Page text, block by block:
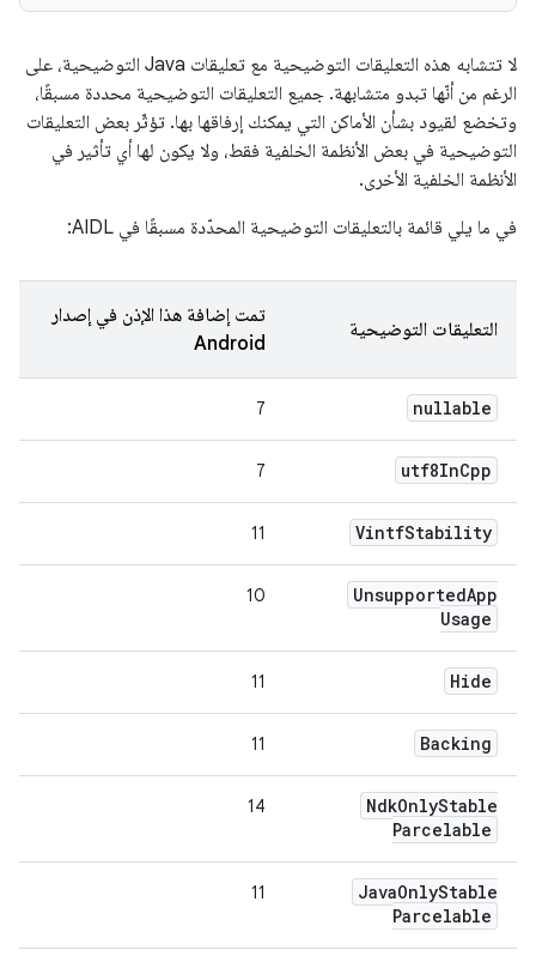
لا تتشابه هذه التعليقات التوضيحية مع تعليقات Java التوضيحية، على
الرغم من أنّها تبدو متشابهة. جميع التعليقات التوضيحية محددة مسبقًا،
وتخضع لقيود بشأن الأماكن التي يمكنك إرفاقها بها. تؤثّر بعض التعليقات
التوضيحية في بعض الأنظمة الخلفية فقط، ولا يكون لها أي تأثير في
الأنظمة الخلفية الأخرى.
في ما يلي قائمة بالتعليقات التوضيحية المحدّدة مسبقًا في AIDL:
التعليقات التوضيحية
تمت إضافة هذا الإذن في إصدار
Android
nullable
7
utf8InCpp
7
VintfStability
11
UnsupportedApp
Usage
10
Hide
11
Backing
11
NdkOnlyStable
Parcelable
14
JavaOnlyStable
Parcelable
11